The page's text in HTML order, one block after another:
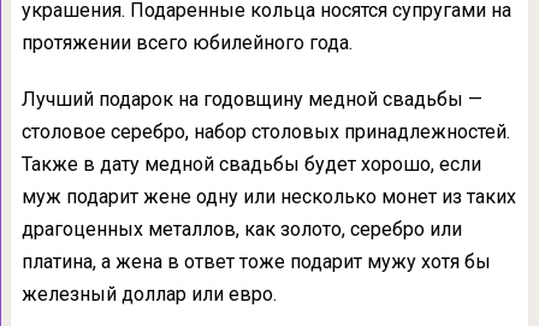
украшения. Подаренные кольца носятся супругами на
протяжении всего юбилейного года.
Лучший подарок на годовщину медной свадьбы —
столовое серебро, набор столовых принадлежностей.
Также в дату медной свадьбы будет хорошо, если
муж подарит жене одну или несколько монет из таких
драгоценных металлов, как золото, серебро или
платина, а жена в ответ тоже подарит мужу хотя бы
железный доллар или евро.